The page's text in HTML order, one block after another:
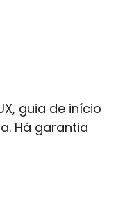
guia de início
Há garantia